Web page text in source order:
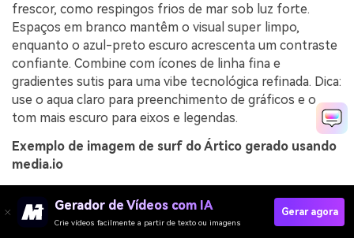
frescor, como respingos frios de mar sob luz forte.
Espaços em branco mantêm o visual super limpo,
enquanto o azul-preto escuro acrescenta um contraste
confiante. Combine com ícones de linha fina e
gradientes sutis para uma vibe tecnológica refinada. Dica:
use o aqua claro para preenchimento de gráficos e o
tom mais escuro para eixos e legendas.
Exemplo de imagem de surf do Ártico gerado usando
media.io
Gerador de Vídeos com IA
Crie vídeos facilmente a partir de texto ou imagens
Gerar agora